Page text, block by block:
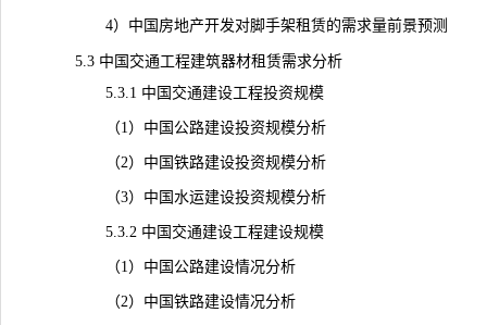
4）中国房地产开发对脚手架租赁的需求量前景预测
5.3 中国交通工程建筑器材租赁需求分析
5.3.1 中国交通建设工程投资规模
（1）中国公路建设投资规模分析
（2）中国铁路建设投资规模分析
（3）中国水运建设投资规模分析
5.3.2 中国交通建设工程建设规模
（1）中国公路建设情况分析
（2）中国铁路建设情况分析